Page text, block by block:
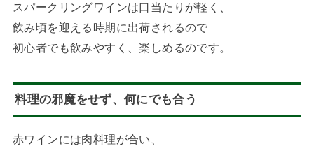
スパークリングワインは口当たりが軽く、
飲み頃を迎える時期に出荷されるので
初心者でも飲みやすく、楽しめるのです。
料理の邪魔をせず、何にでも合う
赤ワインには肉料理が合い、